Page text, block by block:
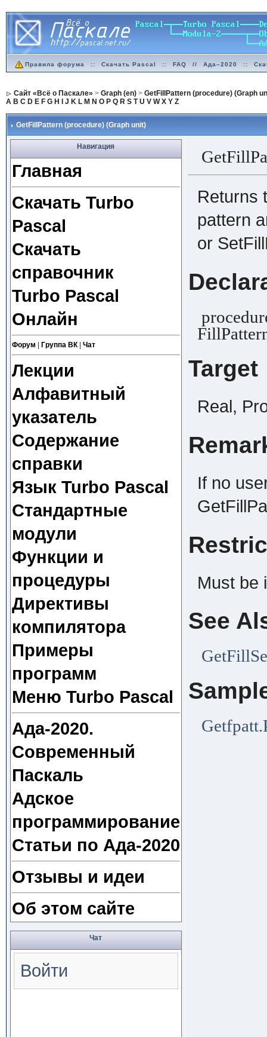
Правила форума :: Скачать Pascal :: FAQ // Ада–2020 ::
Сайт «Всё о Паскале» > Graph (en)> GetFillPattern (procedure) (Graph
A B C D E F G H J K L M N O P Q R S T U V W X Y Z
GetFillPattern (procedure) (Graph unit)
Навигация
Главная
Скачать Turbo
Pascal
Скачать
справочник
Turbo Pascal
Онлайн
Форум Группа ВК| Чат
Лекции
Алфавитный
указатель
Содержание
справки
Язык Turbo Pascal
Стандартные
модули
Функции и
процедуры
Директивы
компилятора
Примеры
программ
Меню Turbo Pascal
Ада-2020.
Современный
Паскаль
Адское
программирование
Статьи по Ада-2020
Отзывы и идеи
Об этом сайте
Чат
Войти
Returns
pattern
or
Target
Real,
If no
Must be
See